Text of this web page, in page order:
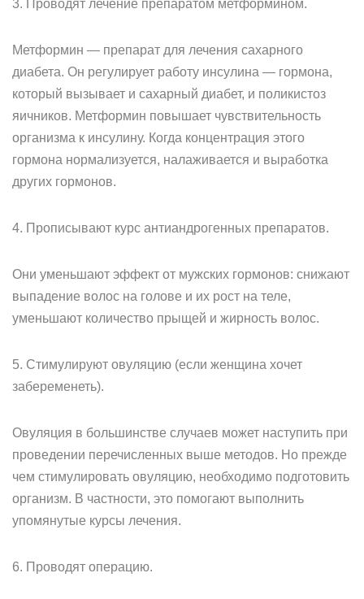
3. Проводят лечение препаратом метформином.
Метформин — препарат для лечения сахарного
диабета. Он регулирует работу инсулина — гормона,
который вызывает и сахарный диабет, и поликистоз
яичников. Метформин повышает чувствительность
организма к инсулину. Когда концентрация этого
гормона нормализуется, налаживается и выработка
других гормонов.
4. Прописывают курс антиандрогенных препаратов.
Они уменьшают эффект от мужских гормонов: снижают
выпадение волос на голове и их рост на теле,
уменьшают количество прыщей и жирность волос.
5. Стимулируют овуляцию (если женщина хочет
забеременеть).
Овуляция в большинстве случаев может наступить при
проведении перечисленных выше методов. Но прежде
чем стимулировать овуляцию, необходимо подготовить
организм. В частности, это помогают выполнить
упомянутые курсы лечения.
6. Проводят операцию.